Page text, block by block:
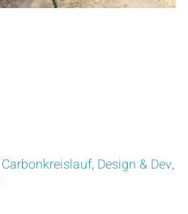
Carbonkreislauf, Design & Dev,